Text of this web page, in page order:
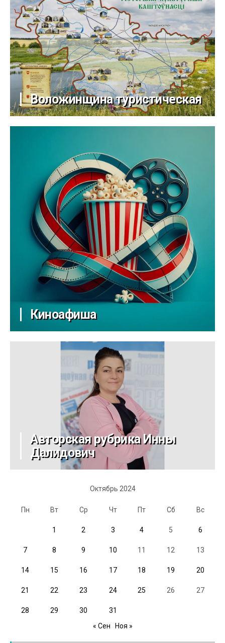
Воложинщина туристическая
Киноафиша
Авторская рубрика Инны
Далидович
Октябрь 2024
Пн Вт Ср Чт Пт Сб Вс
1 2 3 4 5 6
7 8 9 10 11 12 13
14 15 16 17 18 19 20
21 22 23 24 25 26 27
28 29 30
31
« Сен
Ноя »